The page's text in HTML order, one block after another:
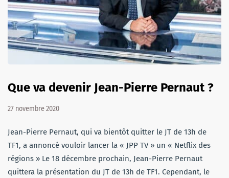
Que va devenir Jean-Pierre Pernaut ?
27 novembre 2020
Jean-Pierre Pernaut, qui va bientôt quitter le JT de 13h de
TF1, a annoncé vouloir lancer la « JPP TV » un « Netflix des
régions » Le 18 décembre prochain, Jean-Pierre Pernaut
quittera la présentation du JT de 13h de TF1. Cependant, le